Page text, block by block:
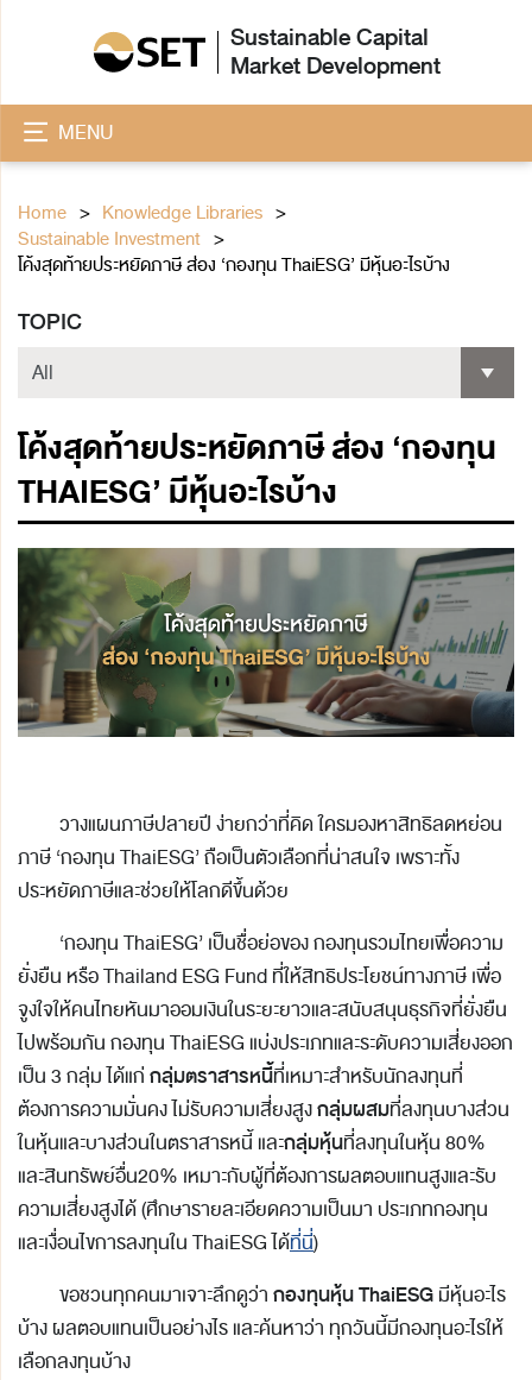
Sustainable Capital
Market Development
MENU
Home
Knowledge Libraries
Sustainable Investment
โค้งสุดท้ายประหยัดภาษี ส่อง ‘กองทุน ThaiESG’ มีหุ้นอะไรบ้าง
TOPIC
โค้งสุดท้ายประหยัดภาษี ส่อง ‘กองทุน
THAIESG’ มีหุ้นอะไรบ้าง
วางแผนภาษีปลายปี ง่ายกว่าที่คิด ใครมองหาสิทธิลดหย่อน
ภาษี ‘กองทุน ThaiESG’ ถือเป็นตัวเลือกที่น่าสนใจ เพราะทั้ง
ประหยัดภาษีและช่วยให้โลกดีขึ้นด้วย
‘กองทุน ThaiESG’ เป็นชื่อย่อของ กองทุนรวมไทยเพื่อความ
ยั่งยืน หรือ Thailand ESG Fund ที่ให้สิทธิประโยชน์ทางภาษี เพื่อ
จูงใจให้คนไทยหันมาออมเงินในระยะยาวและสนับสนุนธุรกิจที่ยั่งยืน
ไปพร้อมกัน กองทุน ThaiESG แบ่งประเภทและระดับความเสี่ยงออก
เป็น 3 กลุ่ม ได้แก่กลุ่มตราสารหนี้ที่เหมาะสำหรับนักลงทุนที่
ต้องการความมั่นคง ไม่รับความเสี่ยงสูงกลุ่มผสมที่ลงทุนบางส่วน
ในหุ้นและบางส่วนในตราสารหนี้ และกลุ่มหุ้นที่ลงทุนในหุ้น 80%
และสินทรัพย์อื่น20% เหมาะกับผู้ที่ต้องการผลตอบแทนสูงและรับ
ความเสี่ยงสูงได้ (ศึกษารายละเอียดความเป็นมา ประเภทกองทุน
และเงื่อนไขการลงทุนใน ThaiESG ได้ที่นี่)
ขอชวนทุกคนมาเจาะลึกดูว่ากองทุนหุ้นThaiESGมีหุ้นอะไร
บ้าง ผลตอบแทนเป็นอย่างไร และค้นหาว่า ทุกวันนี้มีกองทุนอะไรให้
เลือกลงทุนบ้าง